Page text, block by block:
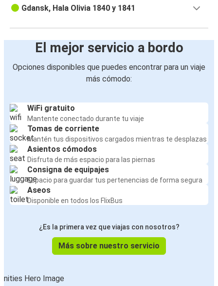
Gdansk, Hala Olivia 1840 y 1841
El mejor servicio a bordo
Opciones disponibles que puedes encontrar para un viaje
más cómodo:
WiFi gratuito
Mantente conectado durante tu viaje
Tomas de corriente
Mantén tus dispositivos cargados mientras te desplazas
Asientos cómodos
Disfruta de más espacio para las piernas
Consigna de equipajes
Espacio para guardar tus pertenencias de forma segura
Aseos
Disponible en todos los FlixBus
¿Es la primera vez que viajas con nosotros?
Más sobre nuestro servicio